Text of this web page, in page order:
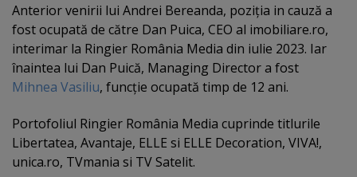
Anterior venirii lui Andrei Bereanda, poziţia in cauză a
fost ocupată de către Dan Puica, CEO al imobiliare.ro,
interimar la Ringier România Media din iulie 2023. Iar
înaintea lui Dan Puică, Managing Director a fost
Mihnea Vasiliu, funcţie ocupată timp de 12 ani.
Portofoliul Ringier România Media cuprinde titlurile
Libertatea, Avantaje, ELLE si ELLE Decoration, VIVA!,
unica.ro, TVmania si TV Satelit.